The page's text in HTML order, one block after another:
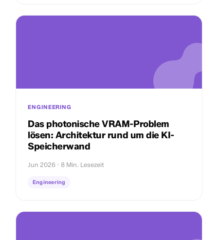
ENGINEERING
Das photonische VRAM-Problem
lösen: Architektur rund um die KI-
Speicherwand
Jun 2026 · 8 Min. Lesezeit
Engineering